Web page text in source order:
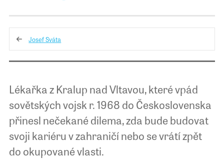
Josef Sváta
Lékařka z Kralup nad Vltavou, které vpád
sovětských vojsk r. 1968 do Československa
přinesl nečekané dilema, zda bude budovat
svoji kariéru v zahraničí nebo se vrátí zpět
do okupované vlasti.